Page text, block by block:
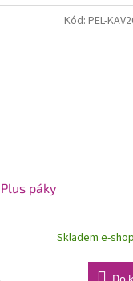
páky
Skladem e-shop
Do
Kód: PEL-